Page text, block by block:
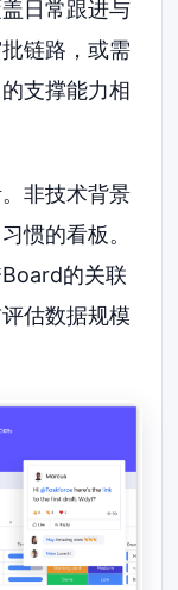
日常跟进与
链路，或需
支撑能力相
非技术背景
惯的看板。
的关联
估数据规模